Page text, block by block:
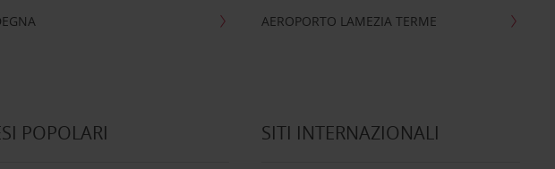
AEROPORTO LAMEZIA TERME
POPOLARI SITI INTERNAZIONALI